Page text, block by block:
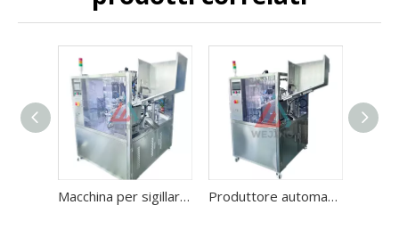
Macchina per sigillare il riempimento a caldo del tubo di fabbrica Pricec per prodotti cosmetici Produttore automatico di macchine per il riempimento e la sigillatura di tubi laser a basso prezzo